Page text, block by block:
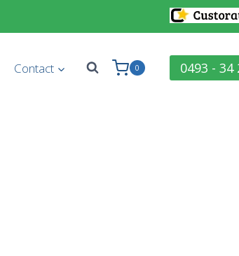
Contact 0 0493 - 34